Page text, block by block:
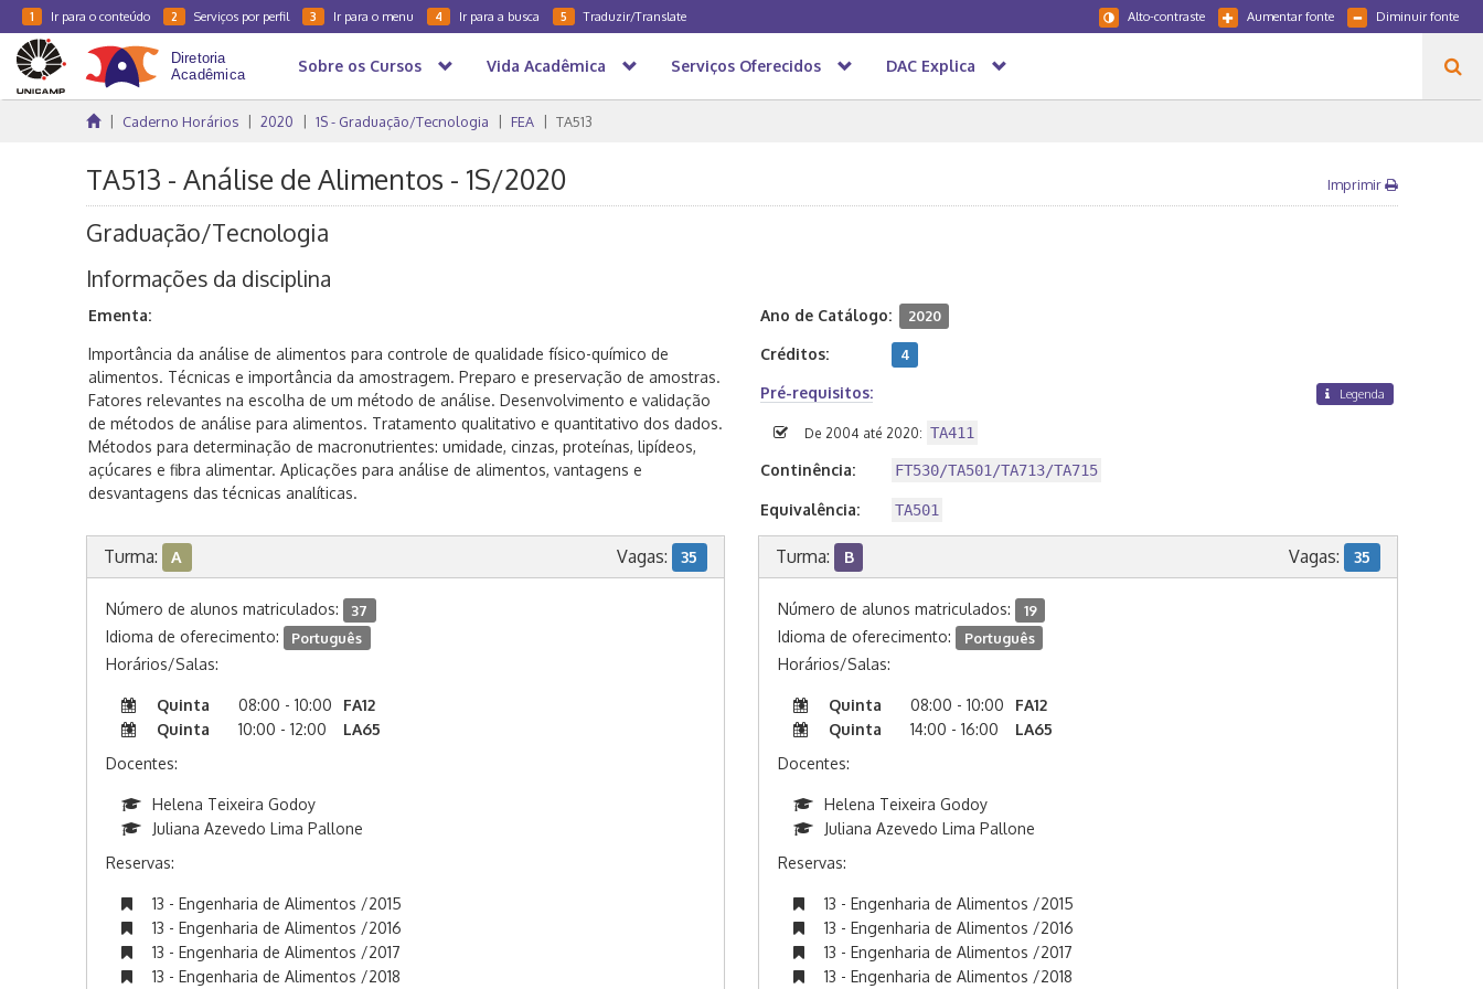
1 Ir para o conteúdo 2 Serviços por perfil 3 Ir para o menu 4 Ir para a busca 5 Traduzir/Translate Diminuir fonte
Aumentar fonte
Alto-contraste
Sobre os Cursos Vida Acadêmica Serviços Oferecidos DAC Explica
Caderno Horários 2020 1S - Graduação/Tecnologia FEA TA513
TA513 - Análise de Alimentos - 1S/2020 Imprimir
Graduação/Tecnologia
Informações da disciplina
Ementa:
Importância da análise de alimentos para controle de qualidade físico-químico de
alimentos. Técnicas e importância da amostragem. Preparo e preservação de amostras.
Fatores relevantes na escolha de um método de análise. Desenvolvimento e validação
de métodos de análise para alimentos. Tratamento qualitativo e quantitativo dos dados.
Métodos para determinação de macronutrientes: umidade, cinzas, proteínas, lipídeos,
açúcares e fibra alimentar. Aplicações para análise de alimentos, vantagens e
desvantagens das técnicas analíticas.
Ano de Catálogo: 2020
Créditos: 4
Pré-requisitos: Legenda
De 2004 até 2020: TA411
Continência: FT530/TA501/TA713/TA715
Equivalência: TA501
Turma: A Vagas: 35
Número de alunos matriculados: 37
Idioma de oferecimento: Português
Horários/Salas:
Quinta 08:00 - 10:00
FA12
Quinta
10:00 - 12:00
LA65
Docentes:
Helena Teixeira Godoy
Juliana Azevedo Lima Pallone
Reservas:
13 - Engenharia de Alimentos /2015
13 - Engenharia de Alimentos /2016
13 - Engenharia de Alimentos /2017
13 - Engenharia de Alimentos /2018
Turma: B Vagas: 35
Número de alunos matriculados: 19
Idioma de oferecimento: Português
Horários/Salas:
Quinta 08:00 - 10:00
FA12
Quinta
14:00 - 16:00
LA65
Docentes:
Helena Teixeira Godoy
Juliana Azevedo Lima Pallone
Reservas:
13 - Engenharia de Alimentos /2015
13 - Engenharia de Alimentos /2016
13 - Engenharia de Alimentos /2017
13 - Engenharia de Alimentos /2018